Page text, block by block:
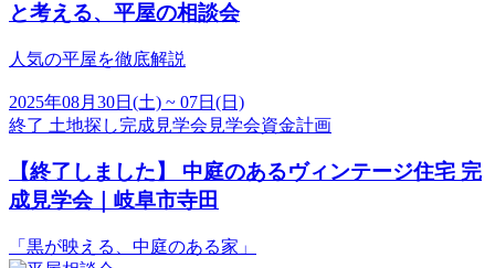
と考える、平屋の相談会
人気の平屋を徹底解説
2025年08月30日(土) ~ 07日(日)
終了 土地探し完成見学会 見学会資金計画
【終了しました】
中庭のあるヴィンテージ住宅 完
成見学会｜岐阜市寺田
「黒が映える、中庭のある家」